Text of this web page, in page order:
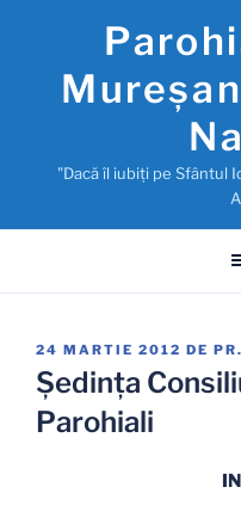
conținut
"Dacă îl iubiţi pe Sfântul
PUBLICAT
PE
24 MARTIE 2012 DE
Şedinţa
Parohiali